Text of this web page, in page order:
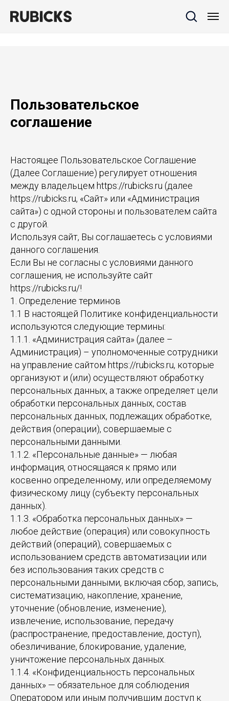
Пользовательское
соглашение
Настоящее Пользовательское Соглашение
(Далее Соглашение) регулирует отношения
между владельцем https://rubicks.ru (далее
https://rubicks.ru, «Сайт» или «Администрация
сайта») с одной стороны и пользователем сайта
с другой.
Используя сайт, Вы соглашаетесь с условиями
данного соглашения.
Если Вы не согласны с условиями данного
соглашения, не используйте сайт
https://rubicks.ru/!
1. Определение терминов
1.1 В настоящей Политике конфиденциальности
используются следующие термины:
1.1.1. «Администрация сайта» (далее –
Администрация) – уполномоченные сотрудники
на управление сайтом https://rubicks.ru, которые
организуют и (или) осуществляют обработку
персональных данных, а также определяет цели
обработки персональных данных, состав
персональных данных, подлежащих обработке,
действия (операции), совершаемые с
персональными данными.
1.1.2. «Персональные данные» — любая
информация, относящаяся к прямо или
косвенно определенному, или определяемому
физическому лицу (субъекту персональных
данных).
1.1.3. «Обработка персональных данных» —
любое действие (операция) или совокупность
действий (операций), совершаемых с
использованием средств автоматизации или
без использования таких средств с
персональными данными, включая сбор, запись,
систематизацию, накопление, хранение,
уточнение (обновление, изменение),
извлечение, использование, передачу
(распространение, предоставление, доступ),
обезличивание, блокирование, удаление,
уничтожение персональных данных.
1.1.4. «Конфиденциальность персональных
данных» — обязательное для соблюдения
Оператором или иным получившим доступ к